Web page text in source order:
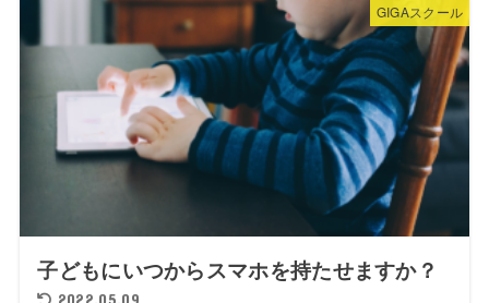
GIGAスクール
子どもにいつからスマホを持たせますか？
2022.05.09